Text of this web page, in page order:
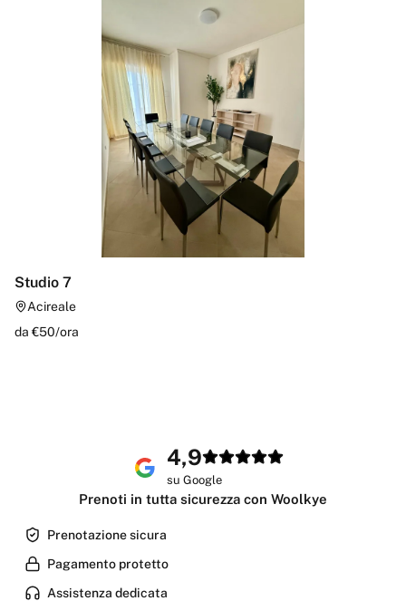
Studio 7
Acireale
da €50/ora
4,9
su Google
Prenoti in tutta sicurezza con Woolkye
Prenotazione sicura
Pagamento protetto
Assistenza dedicata